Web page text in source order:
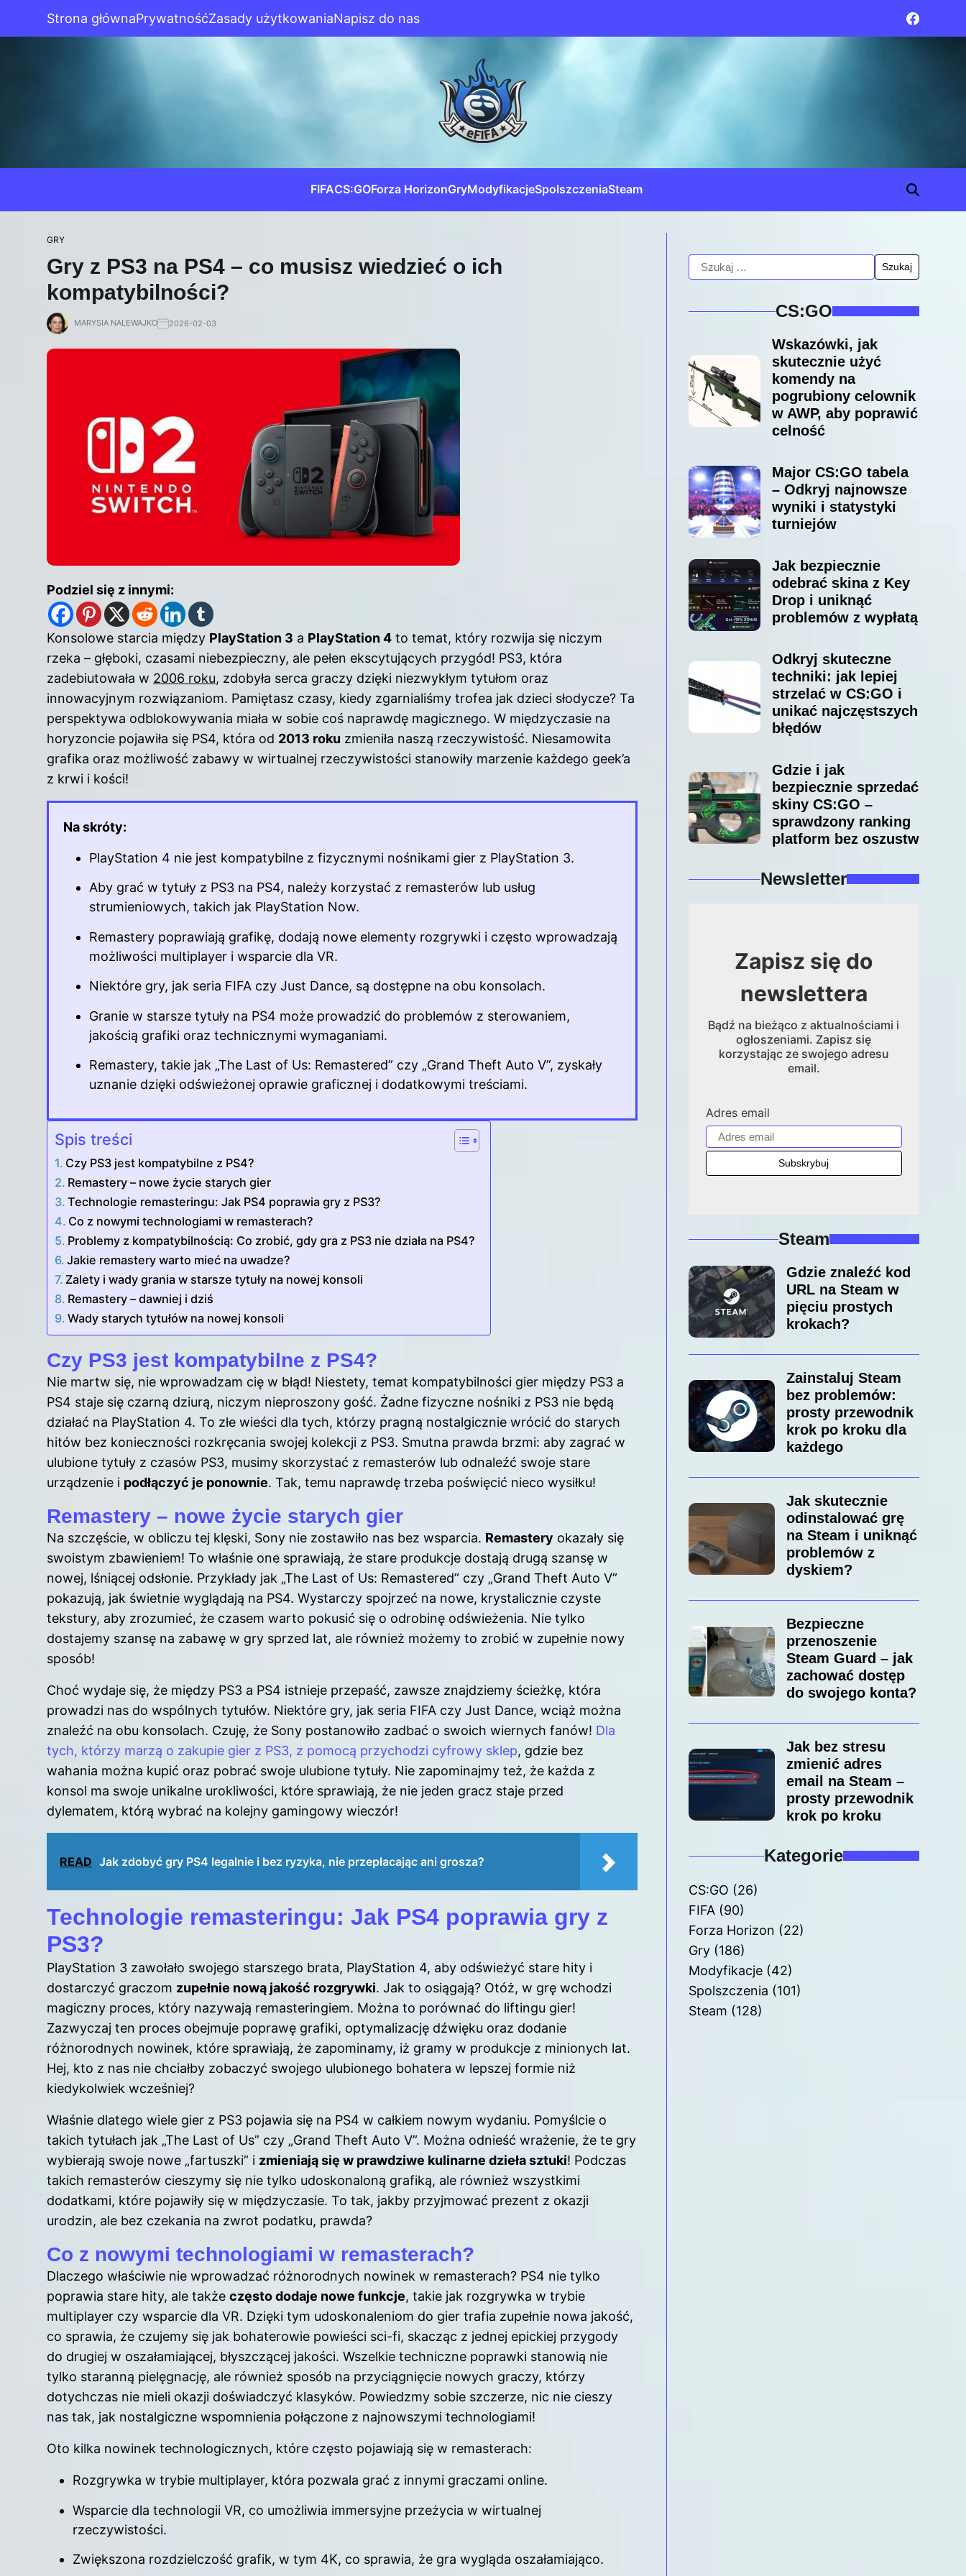
Strona głównaPrywatnośćZasady użytkowaniaNapisz do nas
FIFACS:GOForza HorizonGryModyfikacjeSpolszczeniaSteam
GRY
Gry z PS3 na PS4 – co musisz wiedzieć o ich
kompatybilności?
MARYSIA NALEWAJKO 2026-02-03
Podziel się z innymi:
Konsolowe starcia między PlayStation 3 a PlayStation 4 to temat, który rozwija się niczym
rzeka – głęboki, czasami niebezpieczny, ale pełen ekscytujących przygód! PS3, która
zadebiutowała w 2006 roku, zdobyła serca graczy dzięki niezwykłym tytułom oraz
innowacyjnym rozwiązaniom. Pamiętasz czasy, kiedy zgarnialiśmy trofea jak dzieci słodycze? Ta
perspektywa odblokowywania miała w sobie coś naprawdę magicznego. W międzyczasie na
horyzoncie pojawiła się PS4, która od 2013 roku zmieniła naszą rzeczywistość. Niesamowita
grafika oraz możliwość zabawy w wirtualnej rzeczywistości stanowiły marzenie każdego geek’a
z krwi i kości!
Na skróty:
PlayStation 4 nie jest kompatybilne z fizycznymi nośnikami gier z PlayStation 3.
Aby grać w tytuły z PS3 na PS4, należy korzystać z remasterów lub usług
strumieniowych, takich jak PlayStation Now.
Remastery poprawiają grafikę, dodają nowe elementy rozgrywki i często wprowadzają
możliwości multiplayer i wsparcie dla VR.
Niektóre gry, jak seria FIFA czy Just Dance, są dostępne na obu konsolach.
Granie w starsze tytuły na PS4 może prowadzić do problemów z sterowaniem,
jakością grafiki oraz technicznymi wymaganiami.
Remastery, takie jak „The Last of Us: Remastered” czy „Grand Theft Auto V”, zyskały
uznanie dzięki odświeżonej oprawie graficznej i dodatkowymi treściami.
Spis treści
Czy PS3 jest kompatybilne z PS4?
Remastery – nowe życie starych gier
Technologie remasteringu: Jak PS4 poprawia gry z PS3?
Co z nowymi technologiami w remasterach?
Problemy z kompatybilnością: Co zrobić, gdy gra z PS3 nie działa na PS4?
Jakie remastery warto mieć na uwadze?
Zalety i wady grania w starsze tytuły na nowej konsoli
Remastery – dawniej i dziś
Wady starych tytułów na nowej konsoli
Czy PS3 jest kompatybilne z PS4?
Nie martw się, nie wprowadzam cię w błąd! Niestety, temat kompatybilności gier między PS3 a
PS4 staje się czarną dziurą, niczym nieproszony gość. Żadne fizyczne nośniki z PS3 nie będą
działać na PlayStation 4. To złe wieści dla tych, którzy pragną nostalgicznie wrócić do starych
hitów bez konieczności rozkręcania swojej kolekcji z PS3. Smutna prawda brzmi: aby zagrać w
ulubione tytuły z czasów PS3, musimy skorzystać z remasterów lub odnaleźć swoje stare
urządzenie i podłączyć je ponownie. Tak, temu naprawdę trzeba poświęcić nieco wysiłku!
Remastery – nowe życie starych gier
Na szczęście, w obliczu tej klęski, Sony nie zostawiło nas bez wsparcia. Remastery okazały się
swoistym zbawieniem! To właśnie one sprawiają, że stare produkcje dostają drugą szansę w
nowej, lśniącej odsłonie. Przykłady jak „The Last of Us: Remastered” czy „Grand Theft Auto V”
pokazują, jak świetnie wyglądają na PS4. Wystarczy spojrzeć na nowe, krystalicznie czyste
tekstury, aby zrozumieć, że czasem warto pokusić się o odrobinę odświeżenia. Nie tylko
dostajemy szansę na zabawę w gry sprzed lat, ale również możemy to zrobić w zupełnie nowy
sposób!
Choć wydaje się, że między PS3 a PS4 istnieje przepaść, zawsze znajdziemy ścieżkę, która
prowadzi nas do wspólnych tytułów. Niektóre gry, jak seria FIFA czy Just Dance, wciąż można
znaleźć na obu konsolach. Czuję, że Sony postanowiło zadbać o swoich wiernych fanów! Dla
tych, którzy marzą o zakupie gier z PS3, z pomocą przychodzi cyfrowy sklep, gdzie bez
wahania można kupić oraz pobrać swoje ulubione tytuły. Nie zapominajmy też, że każda z
konsol ma swoje unikalne urokliwości, które sprawiają, że nie jeden gracz staje przed
dylematem, którą wybrać na kolejny gamingowy wieczór!
READ Jak zdobyć gry PS4 legalnie i bez ryzyka, nie przepłacając ani grosza?
Technologie remasteringu: Jak PS4 poprawia gry z
PS3?
PlayStation 3 zawołało swojego starszego brata, PlayStation 4, aby odświeżyć stare hity i
dostarczyć graczom zupełnie nową jakość rozgrywki. Jak to osiągają? Otóż, w grę wchodzi
magiczny proces, który nazywają remasteringiem. Można to porównać do liftingu gier!
Zazwyczaj ten proces obejmuje poprawę grafiki, optymalizację dźwięku oraz dodanie
różnorodnych nowinek, które sprawiają, że zapominamy, iż gramy w produkcje z minionych lat.
Hej, kto z nas nie chciałby zobaczyć swojego ulubionego bohatera w lepszej formie niż
kiedykolwiek wcześniej?
Właśnie dlatego wiele gier z PS3 pojawia się na PS4 w całkiem nowym wydaniu. Pomyślcie o
takich tytułach jak „The Last of Us” czy „Grand Theft Auto V”. Można odnieść wrażenie, że te gry
wybierają swoje nowe „fartuszki” i zmieniają się w prawdziwe kulinarne dzieła sztuki! Podczas
takich remasterów cieszymy się nie tylko udoskonaloną grafiką, ale również wszystkimi
dodatkami, które pojawiły się w międzyczasie. To tak, jakby przyjmować prezent z okazji
urodzin, ale bez czekania na zwrot podatku, prawda?
Co z nowymi technologiami w remasterach?
Dlaczego właściwie nie wprowadzać różnorodnych nowinek w remasterach? PS4 nie tylko
poprawia stare hity, ale także często dodaje nowe funkcje, takie jak rozgrywka w trybie
multiplayer czy wsparcie dla VR. Dzięki tym udoskonaleniom do gier trafia zupełnie nowa jakość,
co sprawia, że czujemy się jak bohaterowie powieści sci-fi, skacząc z jednej epickiej przygody
do drugiej w oszałamiającej, błyszczącej jakości. Wszelkie techniczne poprawki stanowią nie
tylko staranną pielęgnację, ale również sposób na przyciągnięcie nowych graczy, którzy
dotychczas nie mieli okazji doświadczyć klasyków. Powiedzmy sobie szczerze, nic nie cieszy
nas tak, jak nostalgiczne wspomnienia połączone z najnowszymi technologiami!
Oto kilka nowinek technologicznych, które często pojawiają się w remasterach:
Rozgrywka w trybie multiplayer, która pozwala grać z innymi graczami online.
Wsparcie dla technologii VR, co umożliwia immersyjne przeżycia w wirtualnej
rzeczywistości.
Zwiększona rozdzielczość grafik, w tym 4K, co sprawia, że gra wygląda oszałamiająco.
CS:GO
Wskazówki, jak
skutecznie użyć
komendy na
pogrubiony celownik
w AWP, aby poprawić
celność
Major CS:GO tabela
– Odkryj najnowsze
wyniki i statystyki
turniejów
Jak bezpiecznie
odebrać skina z Key
Drop i uniknąć
problemów z wypłatą
Odkryj skuteczne
techniki: jak lepiej
strzelać w CS:GO i
unikać najczęstszych
błędów
Gdzie i jak
bezpiecznie sprzedać
skiny CS:GO –
sprawdzony ranking
platform bez oszustw
Newsletter
Zapisz się do
newslettera
Bądź na bieżąco z aktualnościami i
ogłoszeniami. Zapisz się
korzystając ze swojego adresu
email.
Adres email
Steam
Gdzie znaleźć kod
URL na Steam w
pięciu prostych
krokach?
Zainstaluj Steam
bez problemów:
prosty przewodnik
krok po kroku dla
każdego
Jak skutecznie
odinstalować grę
na Steam i uniknąć
problemów z
dyskiem?
Bezpieczne
przenoszenie
Steam Guard – jak
zachować dostęp
do swojego konta?
Jak bez stresu
zmienić adres
email na Steam –
prosty przewodnik
krok po kroku
Kategorie
CS:GO (26)
FIFA(90)
Forza Horizon (22)
Gry(186)
Modyfikacje(42)
Spolszczenia (101)
Steam (128)